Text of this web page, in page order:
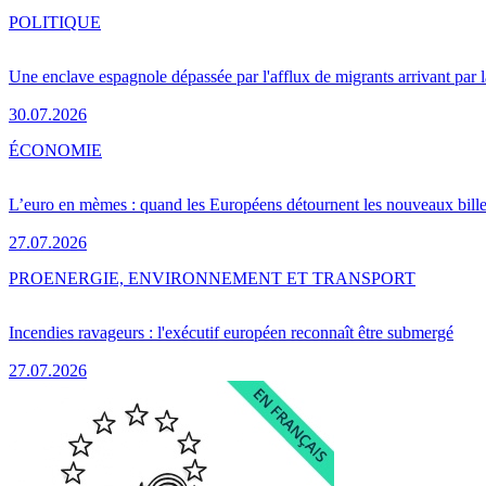
Une enclave espagnole dépassée par l'afflux de migrants arrivant par
30.07.2026
POLITIQUE
L’euro en mèmes : quand les Européens détournent les nouveaux
27.07.2026
ÉCONOMIE
Incendies ravageurs : l'exécutif européen reconnaît être submergé
27.07.2026
PROENERGIE, ENVIRONNEMENT ET TRANSPORT